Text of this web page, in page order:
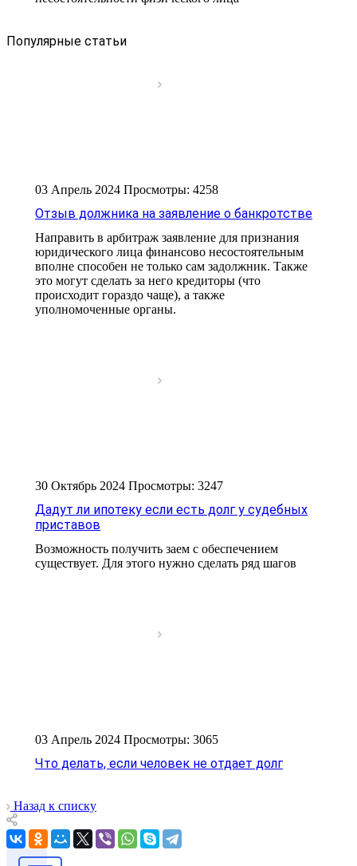
Популярные статьи
03 Апрель 2024 Просмотры: 4258
Отзыв должника на заявление о банкротстве
Направить в арбитраж заявление для признания
юридического лица финансово несостоятельным
вполне способен не только сам задолжник. Также
это могут сделать за него кредиторы (что
происходит гораздо чаще), а также
уполномоченные органы.
30 Октябрь 2024 Просмотры: 3247
Дадут ли ипотеку если есть долг у судебных
приставов
Возможность получить заем с обеспечением
существует. Для этого нужно сделать ряд шагов
03 Апрель 2024 Просмотры: 3065
Что делать, если человек не отдает долг
Назад к списку